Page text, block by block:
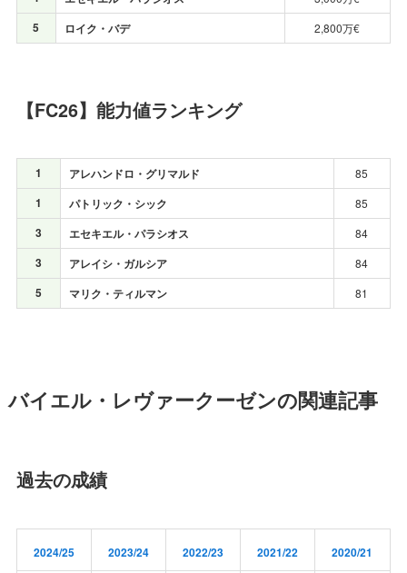
5 ロイク・バデ 2,800万€
【FC26】能力値ランキング
1 アレハンドロ・グリマルド 85
1 パトリック・シック 85
3 エセキエル・パラシオス 84
3 アレイシ・ガルシア 84
5 マリク・ティルマン 81
バイエル・レヴァークーゼンの関連記事
過去の成績
2024/25 2023/24 2022/23 2021/22 2020/21